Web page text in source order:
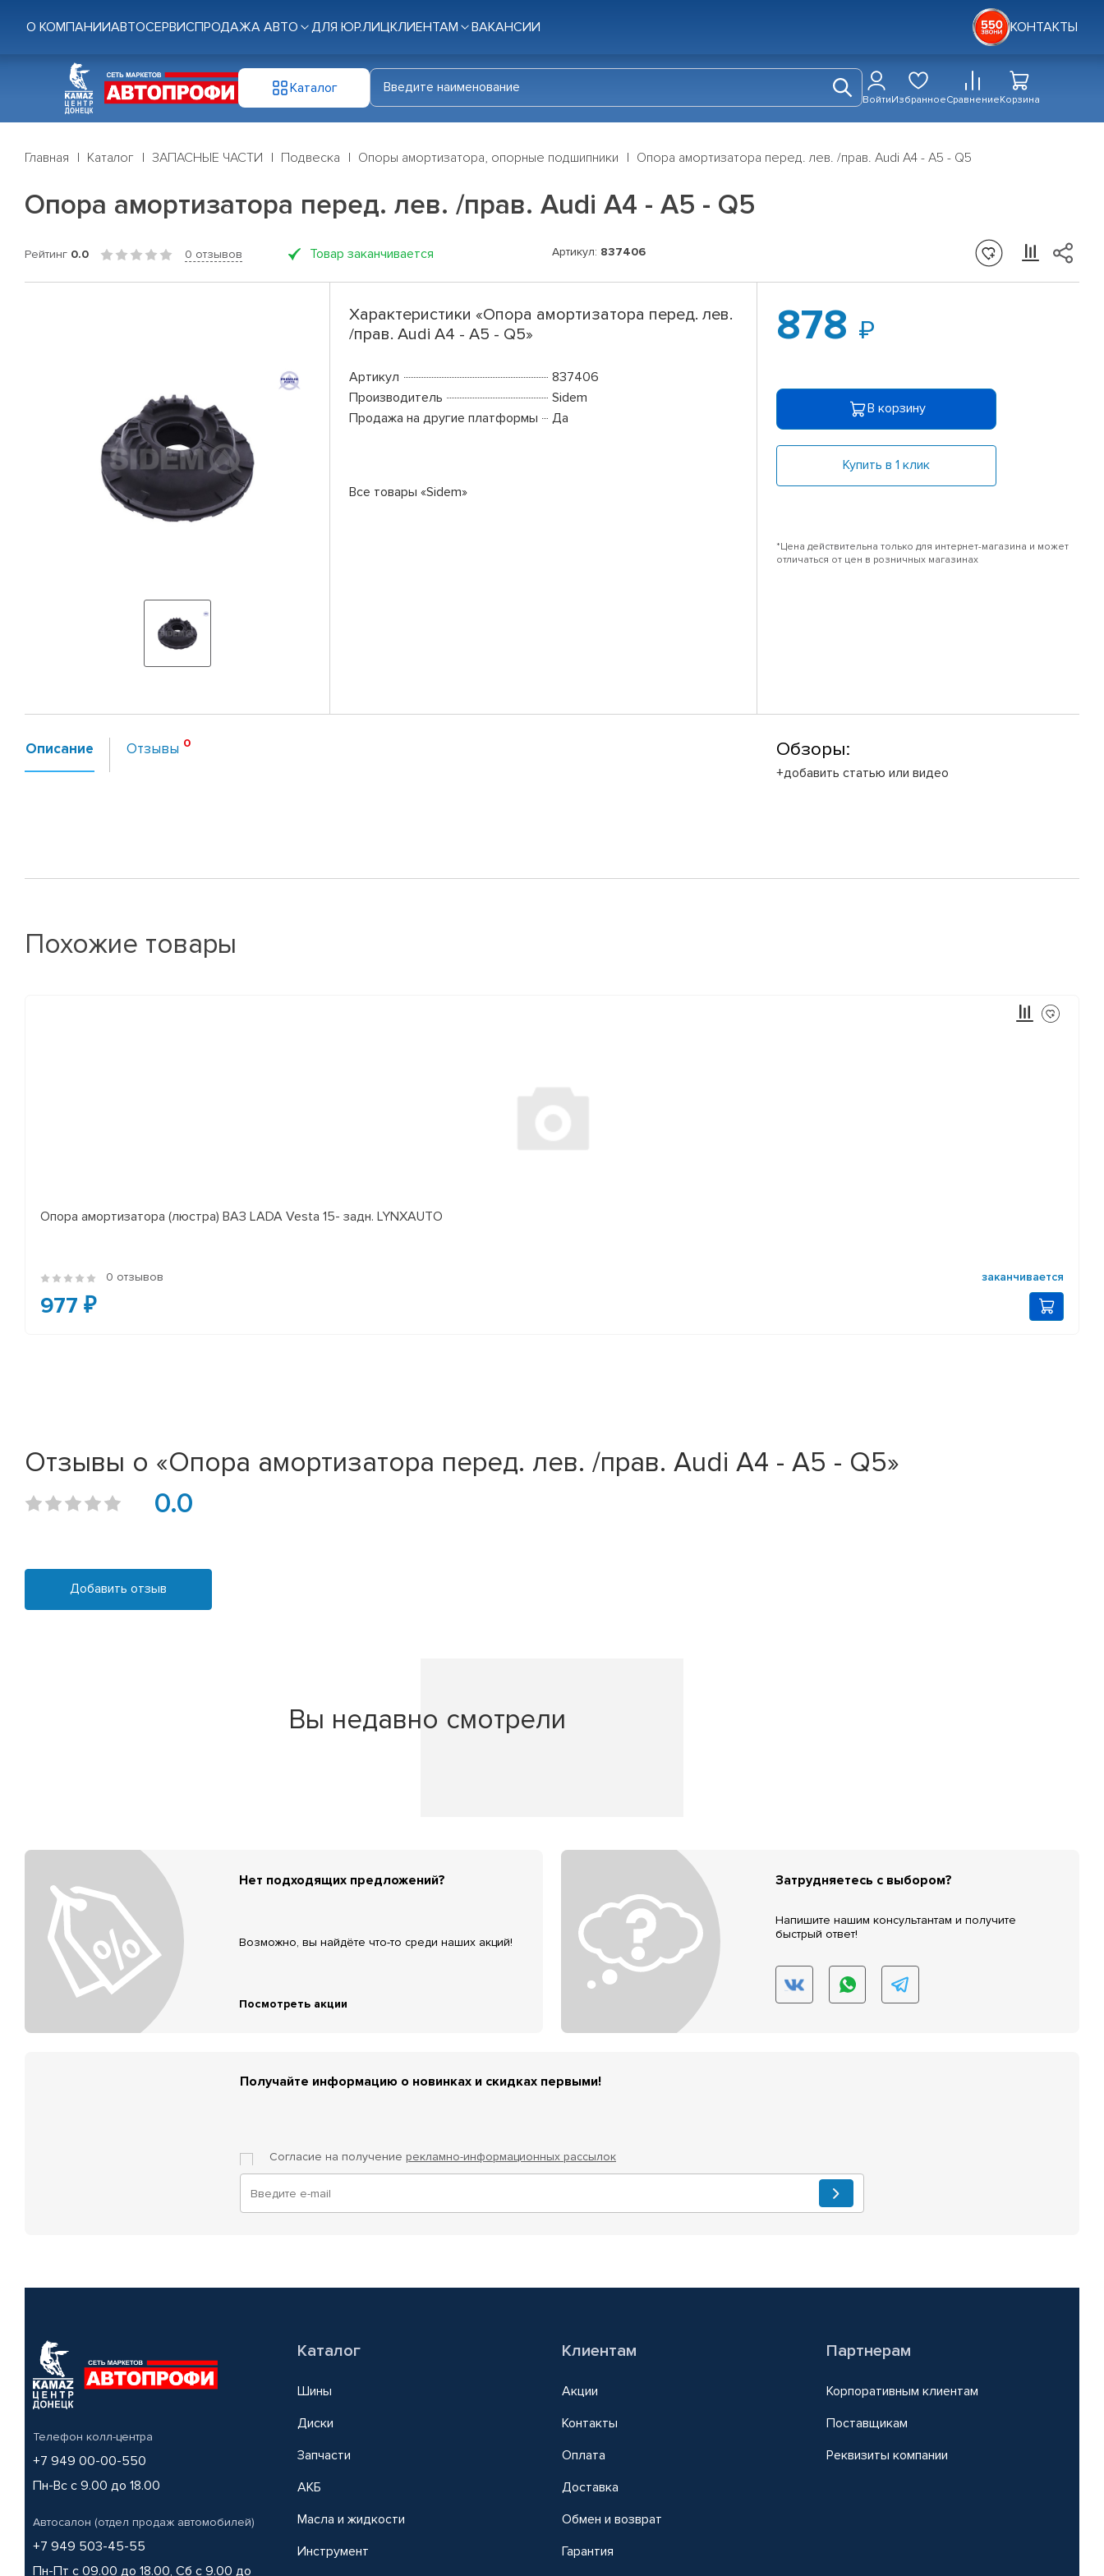
О КОМПАНИИАВТОСЕРВИСПРОДАЖА АВТО ДЛЯ ЮР.ЛИЦКЛИЕНТАМ ВАКАНСИИ КОНТАКТЫ
Каталог
ВойтиИзбранноеСравнениеКорзина
Главная Каталог ЗАПАСНЫЕ ЧАСТИ Подвеска Опоры амортизатора, опорные подшипники Опора амортизатора перед. лев. /прав. Audi A4 - A5 - Q5
Опора амортизатора перед. лев. /прав. Audi A4 - A5 - Q5
Рейтинг 0.0 0 отзывов Товар заканчивается Артикул: 837406
Характеристики «Опора амортизатора перед. лев.
/прав. Audi A4 - A5 - Q5»
Артикул
837406
Производитель
Sidem
Продажа на другие платформы
Да
Все товары «Sidem»
878
В корзину
Купить в 1 клик
*Цена действительна только для интернет-магазина и может
отличаться от цен в розничных магазинах
Описание Отзывы Обзоры:
+добавить статью или видео
Похожие товары
Опора амортизатора (люстра) ВАЗ LADA Vesta 15- задн. LYNXAUTO
0 отзывов заканчивается
977 ₽
Отзывы о «Опора амортизатора перед. лев. /прав. Audi A4 - A5 - Q5»
0.0
Добавить отзыв
Вы недавно смотрели
Нет подходящих предложений?
Возможно, вы найдёте что-то среди наших акций!
Посмотреть акции
Затрудняетесь с выбором?
Напишите нашим консультантам и получите
быстрый ответ!
Получайте информацию о новинках и скидках первыми!
Согласие на получение рекламно-информационных рассылок
Телефон колл-центра
+7 949 00-00-550
Пн-Вс с 9.00 до 18.00
Автосалон (отдел продаж автомобилей)
+7 949 503-45-55
Пн-Пт с 09.00 до 18.00, Сб с 9.00 до
Каталог
Шины
Диски
Запчасти
АКБ
Масла и жидкости
Инструмент
Клиентам
Акции
Контакты
Оплата
Доставка
Обмен и возврат
Гарантия
Партнерам
Корпоративным клиентам
Поставщикам
Реквизиты компании